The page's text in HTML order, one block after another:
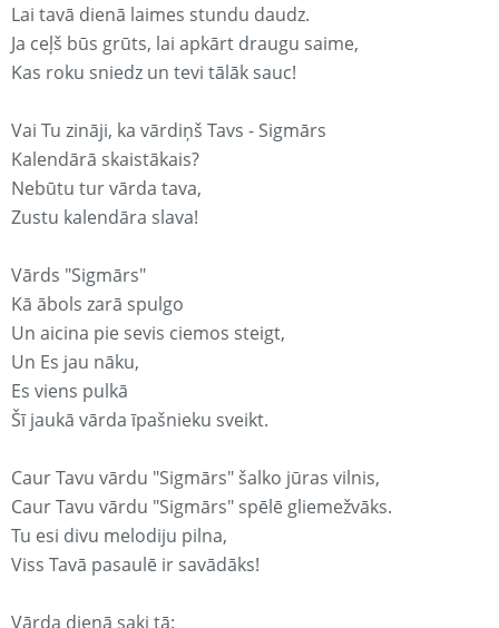
Lai tavā dienā laimes stundu daudz.
Ja ceļš būs grūts, lai apkārt draugu saime,
Kas roku sniedz un tevi tālāk sauc!
Vai Tu zināji, ka vārdiņš Tavs - Sigmārs
Kalendārā skaistākais?
Nebūtu tur vārda tava,
Zustu kalendāra slava!
Vārds "Sigmārs"
Kā ābols zarā spulgo
Un aicina pie sevis ciemos steigt,
Un Es jau nāku,
Es viens pulkā
Šī jaukā vārda īpašnieku sveikt.
Caur Tavu vārdu "Sigmārs" šalko jūras vilnis,
Caur Tavu vārdu "Sigmārs" spēlē gliemežvāks.
Tu esi divu melodiju pilna,
Viss Tavā pasaulē ir savādāks!
Vārda dienā saki tā: